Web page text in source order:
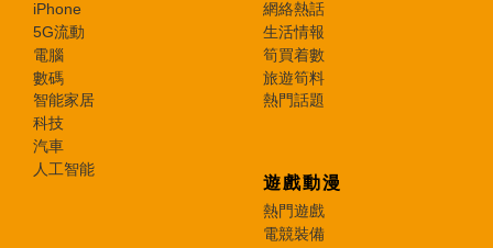
iPhone
5G流動
電腦
數碼
智能家居
科技
汽車
人工智能
網絡熱話
生活情報
筍買着數
旅遊筍料
熱門話題
遊戲動漫
熱門遊戲
電競裝備